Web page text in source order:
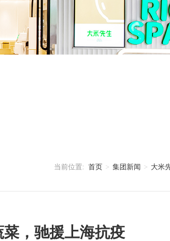
当前位置: 首页 集团新闻 大米
，驰援上海抗疫